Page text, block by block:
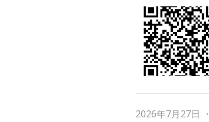
2026年7月27日 ・